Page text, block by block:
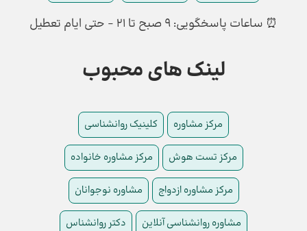
⏰ ساعات پاسخگویی: ۹ صبح تا ۲۱ - حتی ایام تعطیل
لینک های محبوب
مرکز مشاوره کلینیک روانشناسی
مرکز تست هوش مرکز مشاوره خانواده
مرکز مشاوره ازدواج مشاوره نوجوانان
مشاوره روانشناسی آنلاین دکتر روانشناس